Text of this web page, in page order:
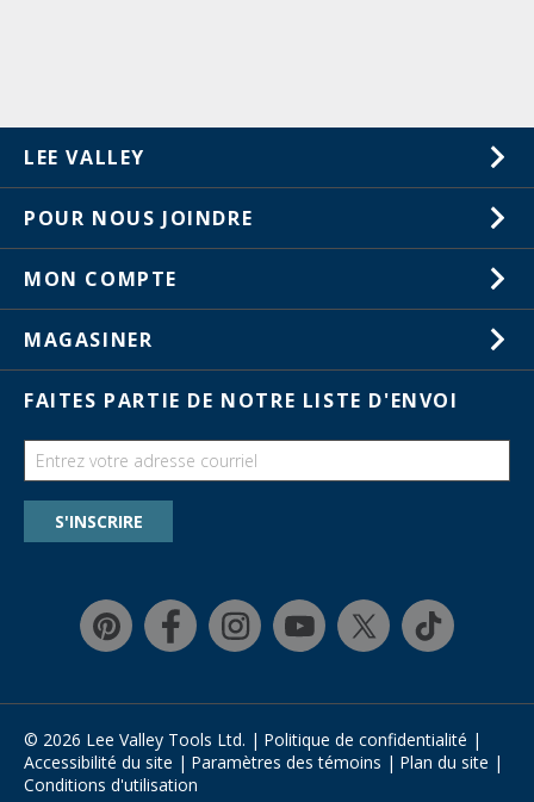
LEE VALLEY
POUR NOUS JOINDRE
Magasins
Activités en magasin
Salons commerciaux
MON COMPTE
MAGASINER
Guides
Programme de rabais pour la formation
FAITES PARTIE DE NOTRE LISTE D'ENVOI
S'INSCRIRE
© 2026 Lee Valley Tools Ltd. | Politique de confidentialité |
Accessibilité du site | Paramètres des témoins | Plan du site |
Conditions d'utilisation